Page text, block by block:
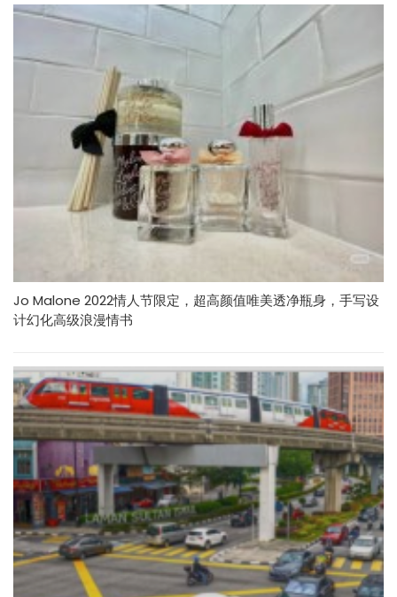
Jo Malone 2022情人节限定，超高颜值唯美透净瓶身，手写设
计幻化高级浪漫情书